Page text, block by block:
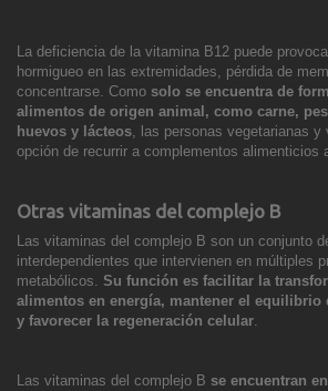
La deficiencia de la vitamina B12 puede
hormigueo en las extremidades, pérdida de
concentrarse. Como solo se encuentra de
alimentos de origen animal, como carne,
huevos y lácteos, las personas vegetarianas y
opción de recurrir a complementos alimenticios
Otras vitaminas del complejo B
Las vitaminas del complejo B son un conjunto
interdependientes que intervienen en múltiples
metabólicos. Su función es facilitar la
alimentos en energía, mantener el equilibrio
y favorecer la regeneración celular.
Las vitaminas del complejo B se encuentran